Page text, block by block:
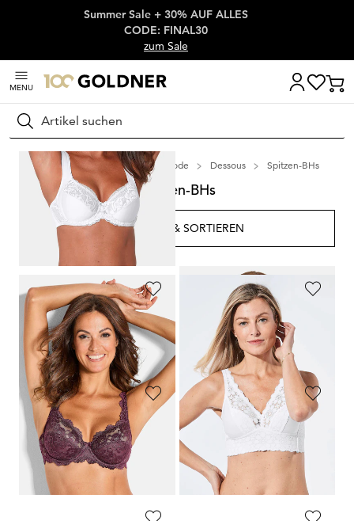
Überspringe Navigation, direkt zum Content
Summer Sale + 30% AUF ALLES
CODE: FINAL30
zum Sale
MENU
Suchen
Startseite Wäsche & Bademode Dessous Spitzen-BHs
Spitzen-BHs
FILTERN & SORTIEREN
TRIUMPH
Eleganter Bügel-BH mit Spitze
59,95 €
Spitzen-BH mit Bügel
29,95 €
SASSA
Spitzen-BH mit Bügel
23,96 €29,95 €
30-Tage-Bestpreis**: 29,95 €
SUSA
Bügelloser BH mit Spitze
23,97 €
30-Tage-Bestpreis**: 31,96 € (-25%)